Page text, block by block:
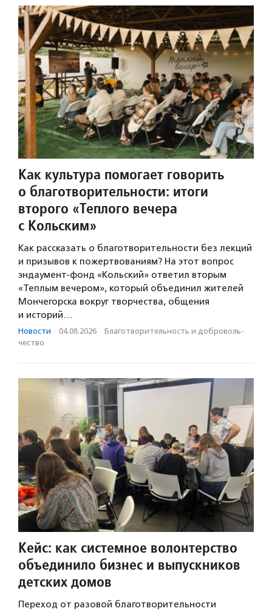
Как культура помогает говорить
о благотворительности: итоги
второго «Теплого вечера
с Кольским»
Как рассказать о благотворительности без лекций
и призывов к пожертвованиям? На этот вопрос
эндаумент-фонд «Кольский» ответил вторым
«Теплым вечером», который объединил жителей
Мончегорска вокруг творчества, общения
и историй…
Новости · 04.08.2026 · Благотвори­тель­ность и доброволь­
чест­во
Кейс: как системное волонтерство
объединило бизнес и выпускников
детских домов
Переход от разовой благотворительности